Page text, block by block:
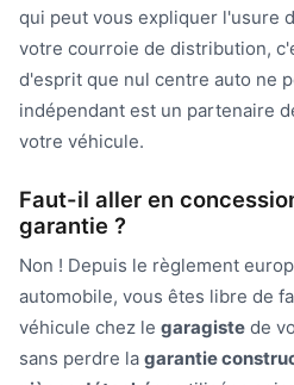
qui peut vous expliquer l'usure
votre courroie de distribution,
d'esprit que nul centre auto ne
indépendant est un partenaire
votre véhicule.
Faut-il aller en
garantie ?
Non ! Depuis le règlement
automobile, vous êtes libre de
véhicule chez le garagiste de
sans perdre la garantie